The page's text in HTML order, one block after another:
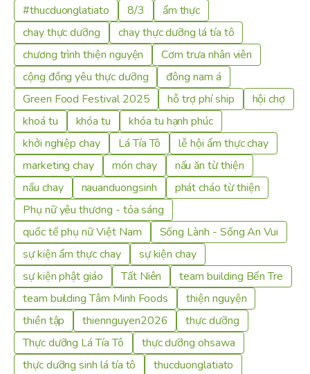
#thucduonglatiato
8/3
ẩm thực
chay thực dưỡng
chay thực dưỡng lá tía tô
chương trình thiện nguyện
Cơm trưa nhân viên
cộng đồng yêu thực dưỡng
đông nam á
Green Food Festival 2025
hỗ trợ phí ship
hội chợ
khoá tu
khóa tu
khóa tu hạnh phúc
khởi nghiệp chay
Lá Tía Tô
lễ hội ẩm thực chay
marketing chay
món chay
nấu ăn từ thiện
nấu chay
nauanduongsinh
phát cháo từ thiện
Phụ nữ yêu thương - tỏa sáng
quốc tế phụ nữ Việt Nam
Sống Lành - Sống An Vui
sự kiện ẩm thực chay
sự kiện chay
sự kiện phật giáo
Tất Niên
team building Bến Tre
team building Tâm Minh Foods
thiện nguyện
thiền tập
thiennguyen2026
thực dưỡng
Thực dưỡng Lá Tía Tô
thực dưỡng ohsawa
thực dưỡng sinh lá tía tô
thucduonglatiato